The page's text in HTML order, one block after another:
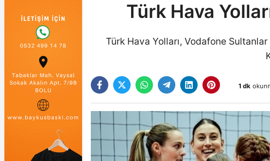
Türk Hava
Türk Hava Yolları, Vodafone
1 dk